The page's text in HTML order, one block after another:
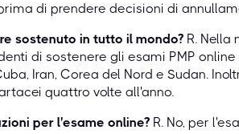
di prendere decisioni di
sostenuto in tutto il mondo? R.
di sostenere gli esami PMP
Iran, Corea del Nord e Sudan.
quattro volte all'anno.
per l'esame online? R. No, per